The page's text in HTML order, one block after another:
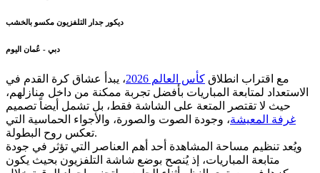
ديكور جدار التلفزيون مكسو بالخشب
دبي - عُمان اليوم
مع اقتراب انطلاق كأس العالم 2026
، يبدأ عشاق كرة القدم في
الاستعداد لمتابعة المباريات بأفضل تجربة ممكنة من داخل منازلهم،
حيث لا تقتصر المتعة على الشاشة فقط، بل تشمل أيضاً تصميم
غرفة المعيشة، وجودة الصوت والصورة، والأجواء الحماسية التي
تعكس روح البطولة.
ويُعد تنظيم مساحة المشاهدة أحد أهم العناصر التي تؤثر في جودة
متابعة المباريات، إذ يُنصح بوضع شاشة التلفزيون بحيث يكون